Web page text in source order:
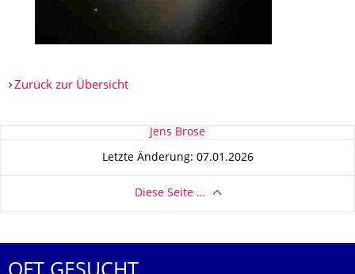
Zurück zur Übersicht
Zu dieser Seite Jens Brose
Letzte Änderung: 07.01.2026
Diese Seite …